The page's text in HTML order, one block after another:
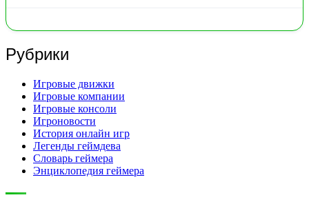
Рубрики
Игровые движки
Игровые компании
Игровые консоли
Игроновости
История онлайн игр
Легенды геймдева
Словарь геймера
Энциклопедия геймера